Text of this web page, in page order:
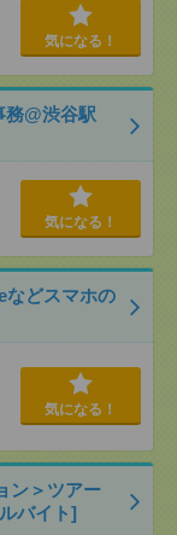
気になる！
@渋谷駅
気になる！
などスマホの
気になる！
ン＞ツアー
バイト]